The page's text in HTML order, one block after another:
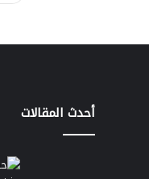
أحدث المقالات